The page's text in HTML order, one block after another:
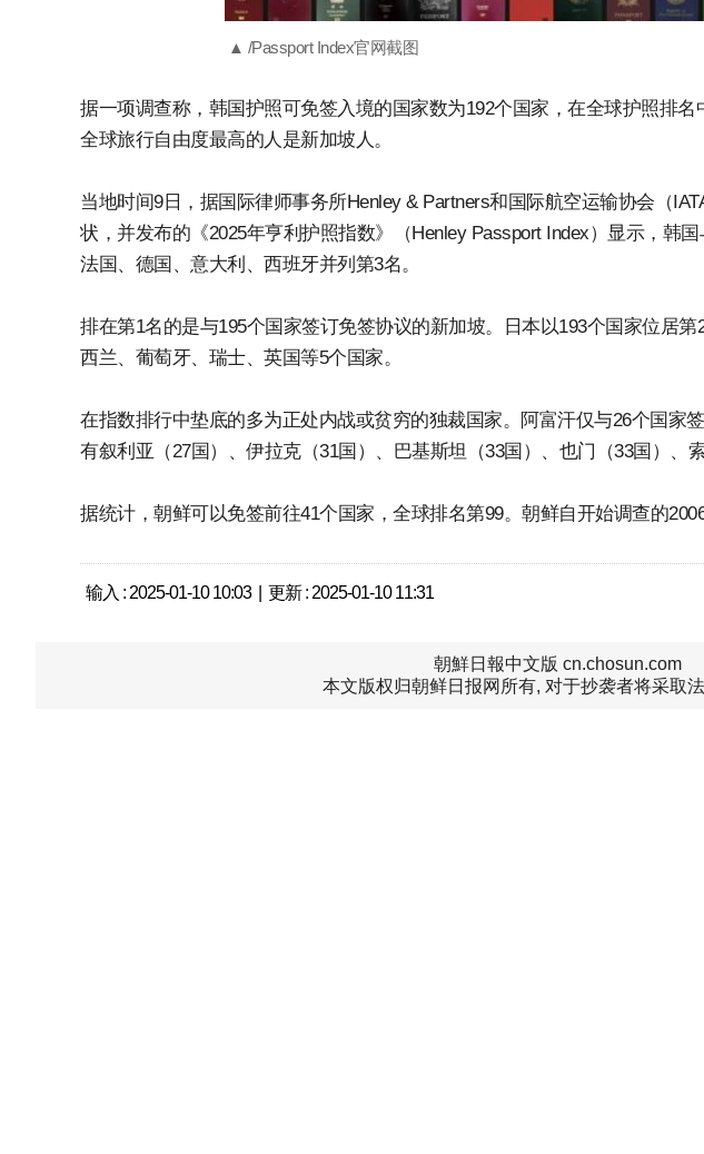
▲ /Passport Index官网截图
据一项调查称，韩国护照可免签入境的国家数为192个国家，在全球护照排
全球旅行自由度最高的人是新加坡人。
当地时间9日，据国际律师事务所Henley & Partners和国际航空运输协会（
状，并发布的《2025年亨利护照指数》（Henley Passport Index）显示，韩
法国、德国、意大利、西班牙并列第3名。
排在第1名的是与195个国家签订免签协议的新加坡。日本以193个国家位居
西兰、葡萄牙、瑞士、英国等5个国家。
在指数排行中垫底的多为正处内战或贫穷的独裁国家。阿富汗仅与26个国家
有叙利亚（27国）、伊拉克（31国）、巴基斯坦（33国）、也门（33国）、
据统计，朝鲜可以免签前往41个国家，全球排名第99。朝鲜自开始调查的
输入 : 2025-01-10 10:03 | 更新 : 2025-01-10 11:31
朝鮮日報中文版 cn.chosun.com
本文版权归朝鲜日报网所有, 对于抄袭者将采取